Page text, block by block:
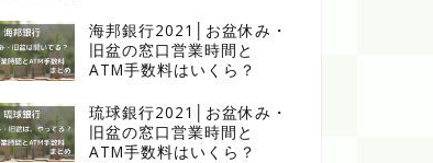
海邦銀行2021│お盆休み・
旧盆の窓口営業時間と
ATM手数料はいくら？
琉球銀行2021│お盆休み・
旧盆の窓口営業時間と
ATM手数料はいくら？